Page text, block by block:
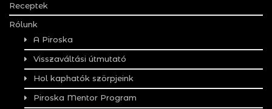
Receptek
Rólunk
A Piroska
Visszaváltási útmutató
Hol kaphatók szörpjeink
Piroska Mentor Program